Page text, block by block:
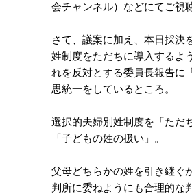
会チャンネル）などにてご視
さて、議案に加え、本日採決
姓制度をただちに導入するよ
れを反対とする委員長報告に
思統一をしているところ。
選択的夫婦別姓制度を「ただ
「子どもの姓の扱い」。
父母どちらかの姓を引き継ぐ
判所に委ねようにも合理的な